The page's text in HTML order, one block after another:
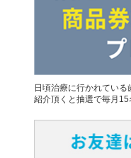
日頃治療に行かれている
紹介頂くと抽選で毎月